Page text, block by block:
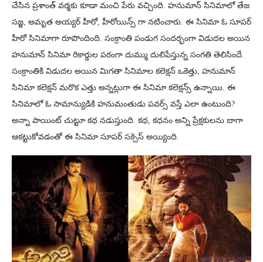
చేసిన ప్రశాంత్ వర్మకు కూడా మంచి పేరు వచ్చింది. హనుమాన్ సినిమాలో తేజ
సజ్జ, అమృత అయ్యర్ హీరో, హీరోయిన్స్ గా నటించారు. ఈ సినిమా ఓ సూపర్
హీరో సినిమాగా రూపొందింది. సంక్రాంతి పండుగ సందర్భంగా విడుదల అయిన
హనుమాన్ సినిమా రికార్డుల పరంగా దుమ్ము దులిపేస్తున్న సంగతి తెలిసిందే.
సంక్రాంతికి విడుదల అయిన మిగతా సినిమాల కలెక్షన్ ఒకెత్తు, హనుమాన్
సినిమా కలెక్షన్ మరొక ఎత్తు అన్నట్లుగా ఈ సినిమా కలెక్షన్స్ ఉన్నాయి. ఈ
సినిమాలో ఓ సామాన్యుడికి హనుమంతుడు పవర్స్ వస్తే ఎలా ఉంటుంది?
అన్నా పాయింట్ చుట్టూ కథ నడుస్తుంది. కథ, కధనం అన్ని ప్రేక్షకులను బాగా
ఆకట్టుకోవడంతో ఈ సినిమా సూపర్ సక్సెస్ అయ్యింది.